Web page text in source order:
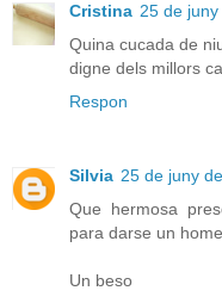
Cristina 25 de
Quina cucada de
digne dels millors
Respon
Silvia 25 de juny
Que hermosa
para darse un
Un beso